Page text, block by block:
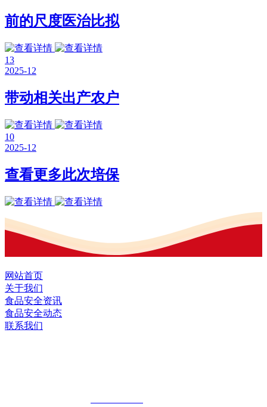
前的尺度医治比拟
13
2025-12
带动相关出产农户
10
2025-12
查看更多此次培保
网站首页
关于我们
食品安全资讯
食品安全动态
联系我们